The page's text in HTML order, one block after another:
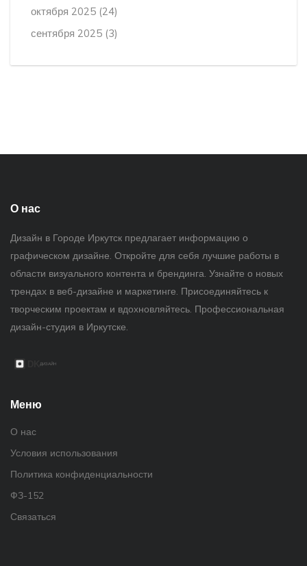
октября 2025 (24)
сентября 2025 (3)
О нас
Дизайн в Городе Иркутск предлагает информацию о
графическом дизайне. Откройте для себя лучшие работы в
области визуального контента и брендинга. Узнайте о новых
трендах в веб-дизайне и маркетинге. Присоединяйтесь к
творческим проектам и вдохновляйтесь. Профессиональная
дизайн-студия в Иркутске.
Меню
О нас
Условия использования
Политика конфиденциальности
ФЗ-152
Связаться